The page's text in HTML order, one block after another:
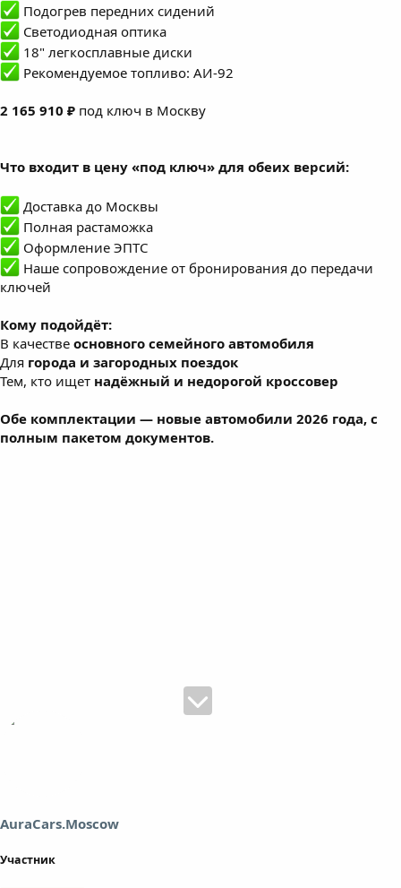
Подогрев передних сидений
Светодиодная оптика
18" легкосплавные диски
Рекомендуемое топливо: АИ-92
2 165 910 ₽ под ключ в Москву
Что входит в цену «под ключ» для обеих версий:
Доставка до Москвы
Полная растаможка
Оформление ЭПТС
Наше сопровождение от бронирования до передачи
ключей
Кому подойдёт:
В качестве основного семейного автомобиля
Для города и загородных поездок
Тем, кто ищет надёжный и недорогой кроссовер
Обе комплектации — новые автомобили 2026 года, с
полным пакетом документов.
AuraCars.Moscow
Участник